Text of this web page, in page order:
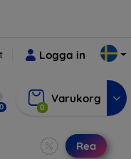
Logga in
0 0
Varukorg
Rea